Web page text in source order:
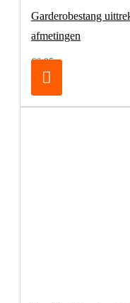
Garderobestang
afmetingen
€6,95